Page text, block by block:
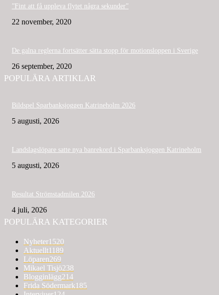
”Fint att få uppleva flytet några sekunder”
22 november, 2020
De galna reglerna fortsätter sätta stopp för motionsloppen i Sverige
26 september, 2020
POPULÄRA ARTIKLAR
Bildspel Sparbanksjoggen Katrineholm 2026
5 augusti, 2026
Landslagslöpare satte nya banrekord i Sparbanksjoggen Katrineholm
5 augusti, 2026
Resultat Strömstadmilen 2026
4 juli, 2026
POPULÄRA KATEGORIER
Nyheter1520
Aktuellt1189
Löparen269
Mikael Tisjö238
Blogginlägg214
Frida Södermark185